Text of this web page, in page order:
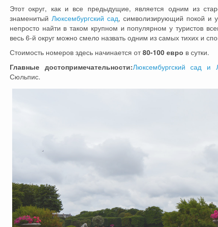
Этот округ, как и все предыдущие, является одним из
знаменитый Люксембургский сад, символизирующий покой и
непросто найти в таком крупном и популярном у туристов
весь 6-й округ можно смело назвать одним из самых тихих и
Стоимость номеров здесь начинается от80-100 евро в сутки.
Главные достопримечательности:Люксембургский сад и
Сюльпис.